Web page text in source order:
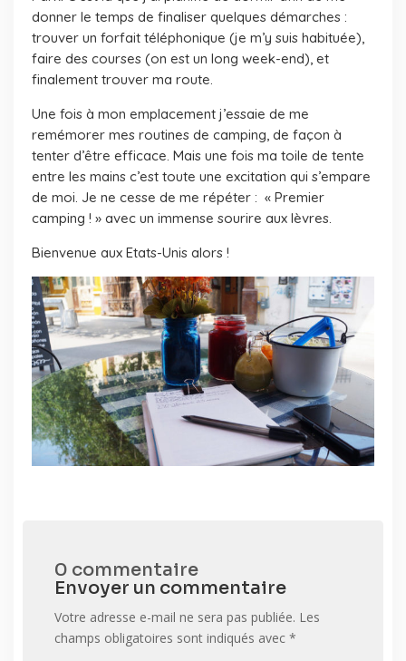
donner le temps de finaliser quelques démarches :
trouver un forfait téléphonique (je m’y suis habituée),
faire des courses (on est un long week-end), et
finalement trouver ma route.
Une fois à mon emplacement j’essaie de me
remémorer mes routines de camping, de façon à
tenter d’être efficace. Mais une fois ma toile de tente
entre les mains c’est toute une excitation qui s’empare
de moi. Je ne cesse de me répéter : « Premier
camping ! » avec un immense sourire aux lèvres.
Bienvenue aux Etats-Unis alors !
0 commentaire
Envoyer un commentaire
Votre adresse e-mail ne sera pas publiée. Les
champs obligatoires sont indiqués avec *